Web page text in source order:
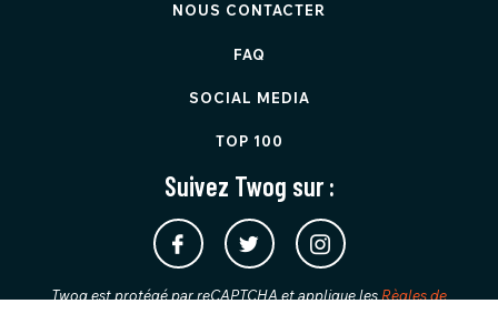
NOUS CONTACTER
FAQ
SOCIAL MEDIA
TOP 100
Suivez Twog sur :
Twog est protégé par reCAPTCHA et applique lesRègles de